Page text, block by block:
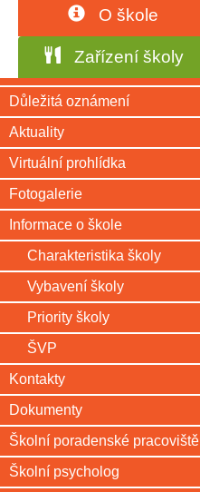
O škole
Zařízení školy
Důležitá oznámení
Aktuality
Virtuální prohlídka
Fotogalerie
Informace o škole
Charakteristika školy
Vybavení školy
Priority školy
ŠVP
Kontakty
Dokumenty
Školní poradenské pracoviště
Školní psycholog